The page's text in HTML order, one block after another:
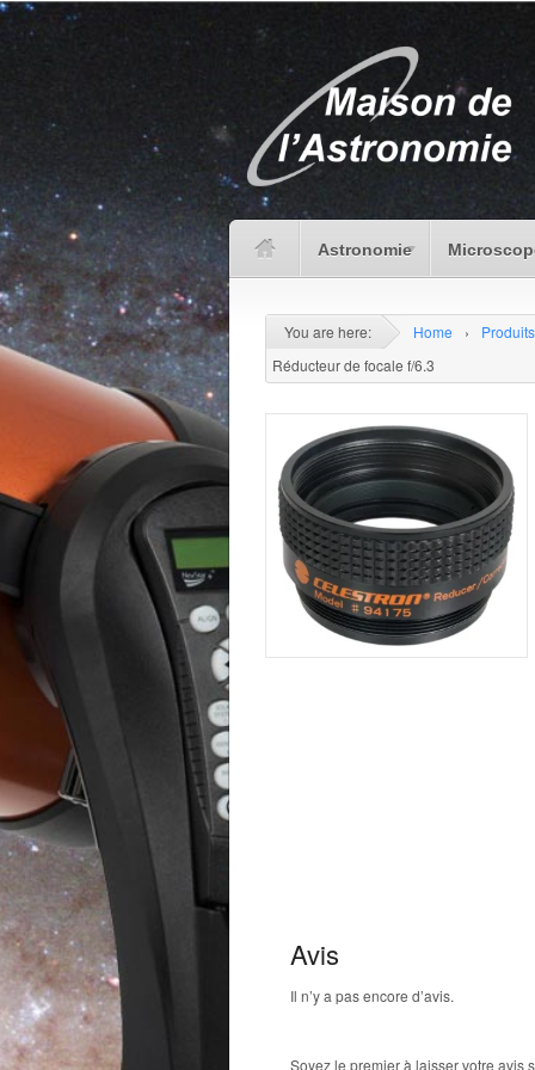
Astronomie
You are here: Home › Produits
Réducteur de focale f/6.3
Avis
Il n’y a pas encore d’avis.
Soyez le premier à laisser votre avis